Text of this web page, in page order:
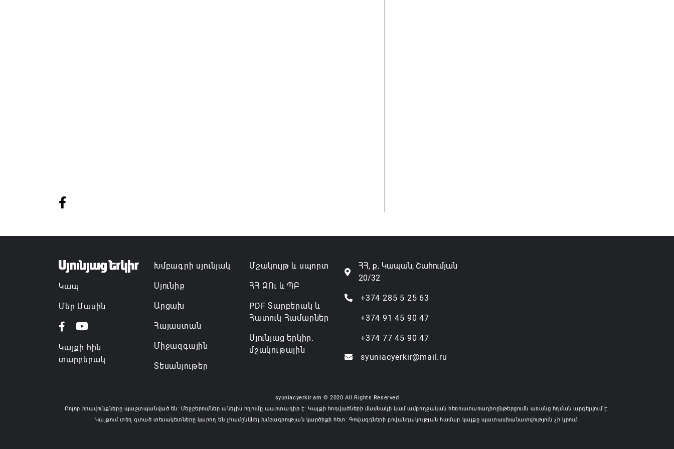
Կապ
Մեր Մասին
Կայքի հին
տարբերակ
Խմբագրի սյունյակ
Սյունիք
Արցախ
Հայաստան
Միջազգային
Տեսանյութեր
Մշակույթ և սպորտ
ՀՀ ԶՈւ և ՊԲ
PDF Տարբերակ և
Հատուկ Համարներ
Սյունյաց երկիր.
մշակութային
ՀՀ, ք․ Կապան, Շահումյան
20/32
+374 285 5 25 63
+374 91 45 90 47
+374 77 45 90 47
syuniacyerkir@mail.ru
syuniacyerkir.am © 2020 All Rights Reserved
Բոլոր իրավունքները պաշտպանված են: Մեջբերումներ անելիս հղումը պարտադիր է: Կայքի հոդվածների մասնակի կամ ամբողջական հեռուստառադիոընթերցումն առանց հղման արգելվում է:
Կայքում տեղ գտած տեսակետները կարող են չհամընկնել խմբագրության կարծիքի հետ: Գովազդների բովանդակության համար կայքը պատասխանատվություն չի կրում: